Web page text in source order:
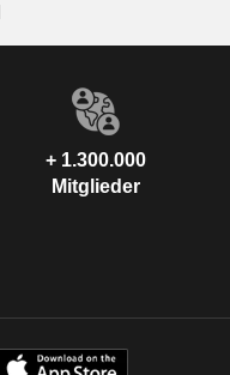
+ 1.300.000
Mitglieder